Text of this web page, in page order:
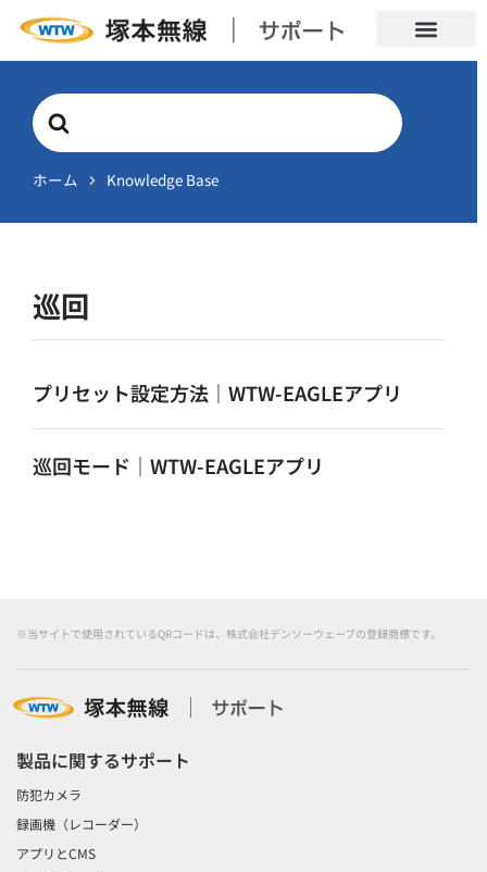
Search
For
ホーム Knowledge Base
巡回
プリセット設定方法｜WTW-EAGLEアプリ
巡回モード｜WTW-EAGLEアプリ
※当サイトで使用されているQRコードは、株式会社デンソーウェーブの登録商標です。
製品に関するサポート
防犯カメラ
録画機（レコーダー）
アプリとCMS